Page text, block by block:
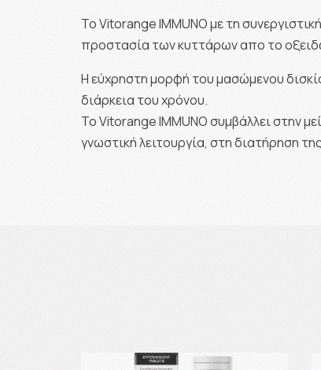
Το Vitorange IMMUNO με τη
προστασία των κυττάρων απο το
Η εύχρηστη μορφή του μασώμενου
διάρκεια του χρόνου.
Το Vitorange IMMUNO συμβάλλει στην
γνωστική λειτουργία, στη διατήρηση